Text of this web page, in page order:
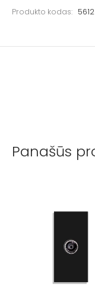
Produkto kodas: 5612
Panašūs